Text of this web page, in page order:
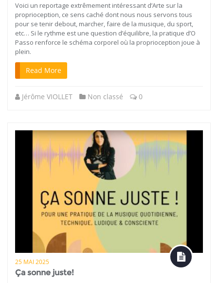
Voici un reportage extrêmement intéressant d’Arte sur la
proprioception, ce sens caché dont nous nous servons tous
pour se tenir debout, marcher, faire de la musique, du sport,
etc… Si le rythme est une question d’équilibre, la pratique d’O
Passo renforce le schéma corporel où la proprioception joue à
plein.
Read More
Jérôme VIOLLET Non classé 0
25 MAI 2025
Ça sonne juste!